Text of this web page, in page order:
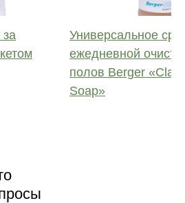
Универсальное
ежедневной
полов Berger
Soap»